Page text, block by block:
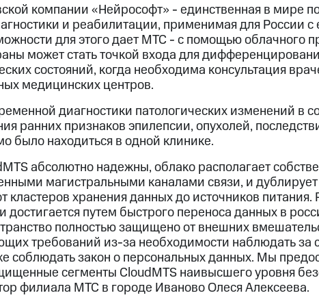
компании «Нейрософт» - единственная в мире
и реабилитации, применимая для России
для этого дает МТС - с помощью облачного
может стать точкой входа для
состояний, когда необходима консультация
медицинских центров.
диагностики патологических изменений в
ранних признаков эпилепсии, опухолей,
было находиться в одной клинике.
абсолютно надежны, облако располагает
магистральными каналами связи, и
кластеров хранения данных до источников
достигается путем быстрого переноса данных в
полностью защищено от внешних
требований из-за необходимости наблюдать за
соблюдать закон о персональных данных. Мы
сегменты CloudMTS наивысшего уровня
филиала МТС в городе Иваново Олеся Алексеева.